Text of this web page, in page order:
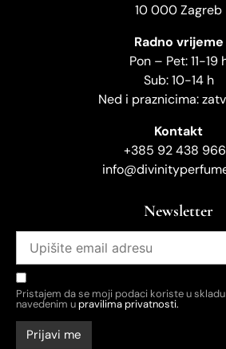
10 000 Zagreb
Radno vrijeme
Pon – Pet: 11-19
Sub: 10-14 h
Ned i praznicima:
Kontakt
+385 92 438
Newsletter
Pristajem da se moji podaci koriste u
navedenim upravilima privatnosti.